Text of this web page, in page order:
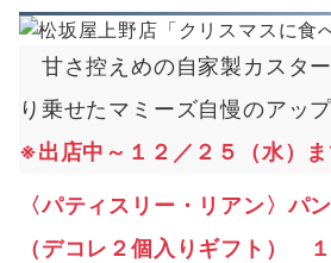
甘さ控えめの自家製カスタ
り乗せたマミーズ自慢のアップ
※出店中～１２／２５（水）
〈パティスリー・リアン〉パ
（デコレ２個入りギフト）